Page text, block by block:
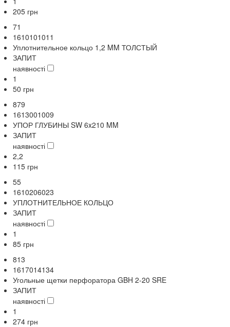
205 грн
71
1610101011
Уплотнительное кольцо 1,2 MM ТОЛСТЫЙ
ЗАПИТ
наявності
1
50 грн
879
1613001009
УПОР ГЛУБИНЫ SW 6x210 MM
ЗАПИТ
наявності
2,2
115 грн
55
1610206023
УПЛОТНИТЕЛЬНОЕ КОЛЬЦО
ЗАПИТ
наявності
1
85 грн
813
1617014134
Угольные щетки перфоратора GBH 2-20 SRE
ЗАПИТ
наявності
1
274 грн